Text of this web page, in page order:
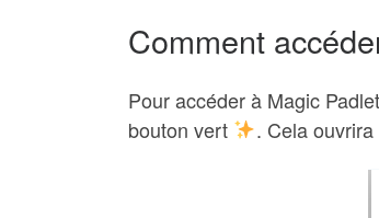
Comment
Pour accéder à Magic
bouton vert
. Cela